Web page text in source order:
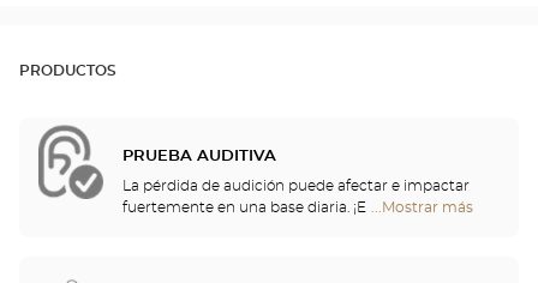
PRODUCTOS
PRUEBA AUDITIVA
La pérdida de audición puede afectar e impactar
fuertemente en una base diaria. ¡Es por eso que le
...Mostrar más
tiendas